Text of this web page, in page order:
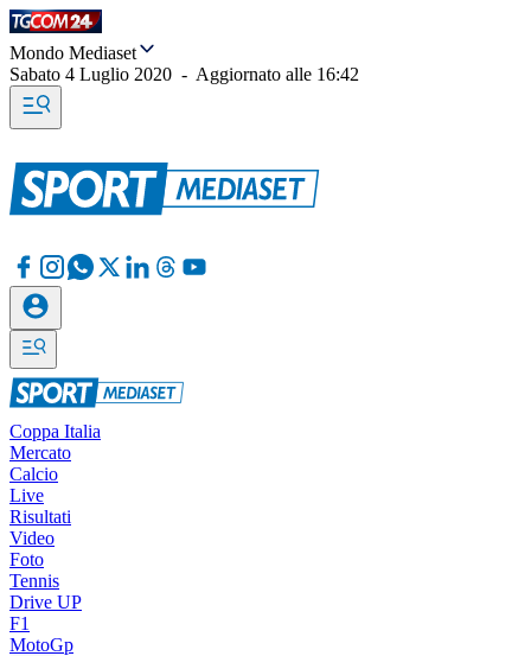
Mondo Mediaset
Sabato 4 Luglio 2020 - Aggiornato alle 16:42
Coppa Italia
Mercato
Calcio
Live
Risultati
Video
Foto
Tennis
Drive UP
F1
MotoGp